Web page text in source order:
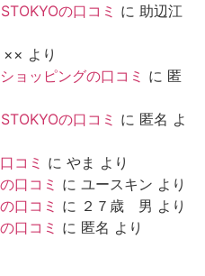
の口コミ に 助辺江
×× より
ョッピングの口コミ に 匿
の口コミ に 匿名 よ
コミ に やま より
口コミ に ユースキン より
口コミ に ２７歳 男 より
口コミ に 匿名 より